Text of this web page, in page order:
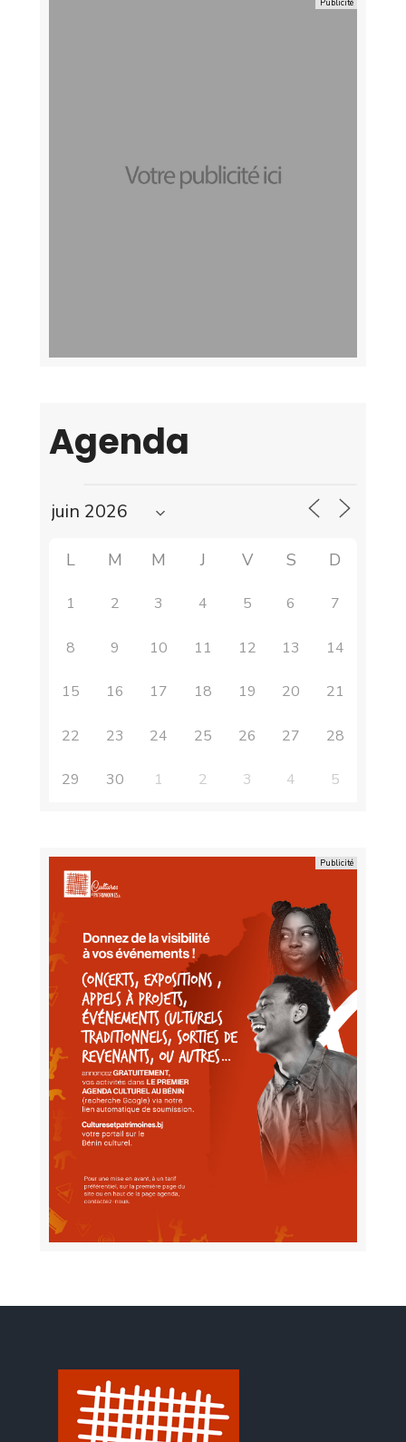
Agenda
L M M J V S D
1 2 3 4 5 6 7
8 9 10 11 12 13 14
15 16 17 18 19 20 21
22 23 24 25 26 27 28
29 30 1 2 3 4 5